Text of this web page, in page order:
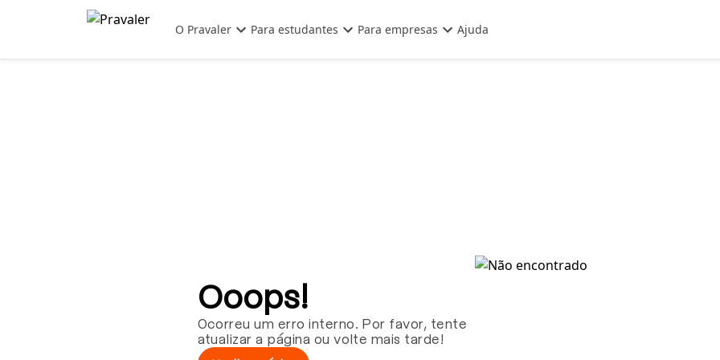
Pular para o conteúdo principal
O Pravaler Para estudantes Para empresas Ajuda
Ooops!
Ocorreu um erro interno. Por favor, tente
atualizar a página ou volte mais tarde!